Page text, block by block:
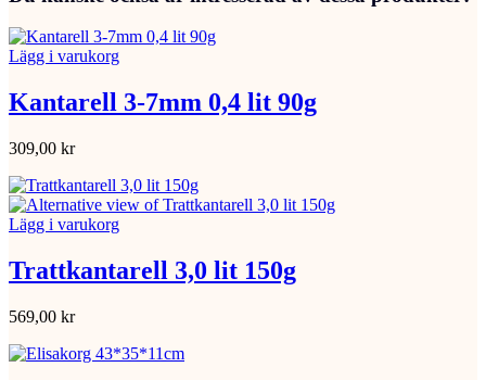
Lägg i varukorg
Kantarell 3-7mm 0,4 lit 90g
309,00 kr
Lägg i varukorg
Trattkantarell 3,0 lit 150g
569,00 kr